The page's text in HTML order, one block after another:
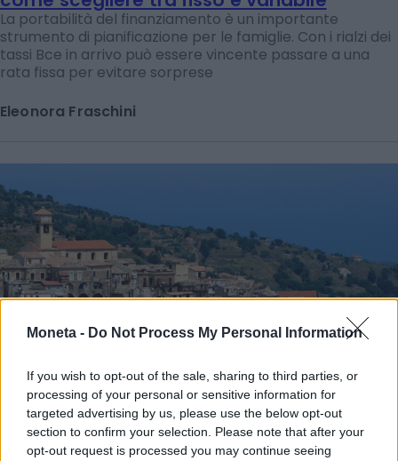
Moneta - Do Not Process My Personal Information
If you wish to opt-out of the sale, sharing to third parties, or
processing of your personal or sensitive information for
targeted advertising by us, please use the below opt-out
section to confirm your selection. Please note that after your
opt-out request is processed you may continue seeing
La portabilità del finanziamento è un importante
strumento di pianificazione per le famiglie. Con i rialzi dei
tassi Bce in arrivo può essere vincente passare a una
rata fissa per evitare sorprese
Eleonora Fraschini